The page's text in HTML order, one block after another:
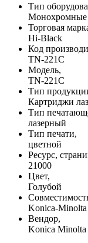
Тип
Монохромные
Торговая
Hi-Black
Код
TN-221C
Модель,
TN-221C
Тип
Картриджи
Тип
лазерный
Тип печати,
цветной
Ресурс,
21000
Цвет,
Голубой
Konica-
Вендор,
Konica Minolta